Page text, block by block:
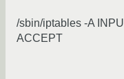
/sbin/iptables -A
ACCEPT